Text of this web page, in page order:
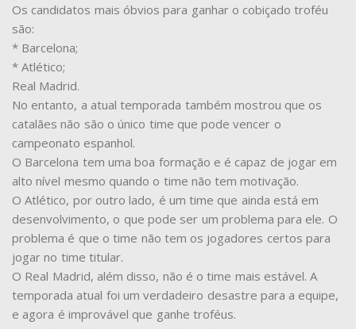
Os candidatos mais óbvios para ganhar o cobiçado troféu
são:
* Barcelona;
* Atlético;
Real Madrid.
No entanto, a atual temporada também mostrou que os
catalães não são o único time que pode vencer o
campeonato espanhol.
O Barcelona tem uma boa formação e é capaz de jogar em
alto nível mesmo quando o time não tem motivação.
O Atlético, por outro lado, é um time que ainda está em
desenvolvimento, o que pode ser um problema para ele. O
problema é que o time não tem os jogadores certos para
jogar no time titular.
O Real Madrid, além disso, não é o time mais estável. A
temporada atual foi um verdadeiro desastre para a equipe,
e agora é improvável que ganhe troféus.